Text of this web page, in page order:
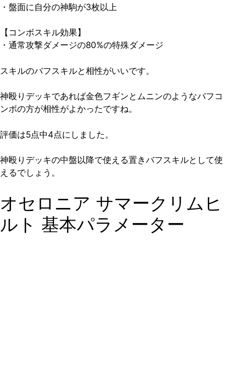
・盤面に自分の神駒が3枚以上
【コンボスキル効果】
・通常攻撃ダメージの80%の特殊ダメージ
スキルのバフスキルと相性がいいです。
神殴りデッキであれば金色フギンとムニンのようなバフコ
ンボの方が相性がよかったですね。
評価は5点中4点にしました。
神殴りデッキの中盤以降で使える置きバフスキルとして使
えるでしょう。
オセロニア サマークリムヒ
ルト 基本パラメーター